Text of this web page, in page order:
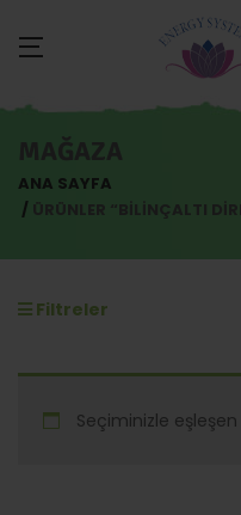
MAĞAZA
ANA SAYFA
ÜRÜNLER “BILINÇALTI
Filtreler
Seçiminizle